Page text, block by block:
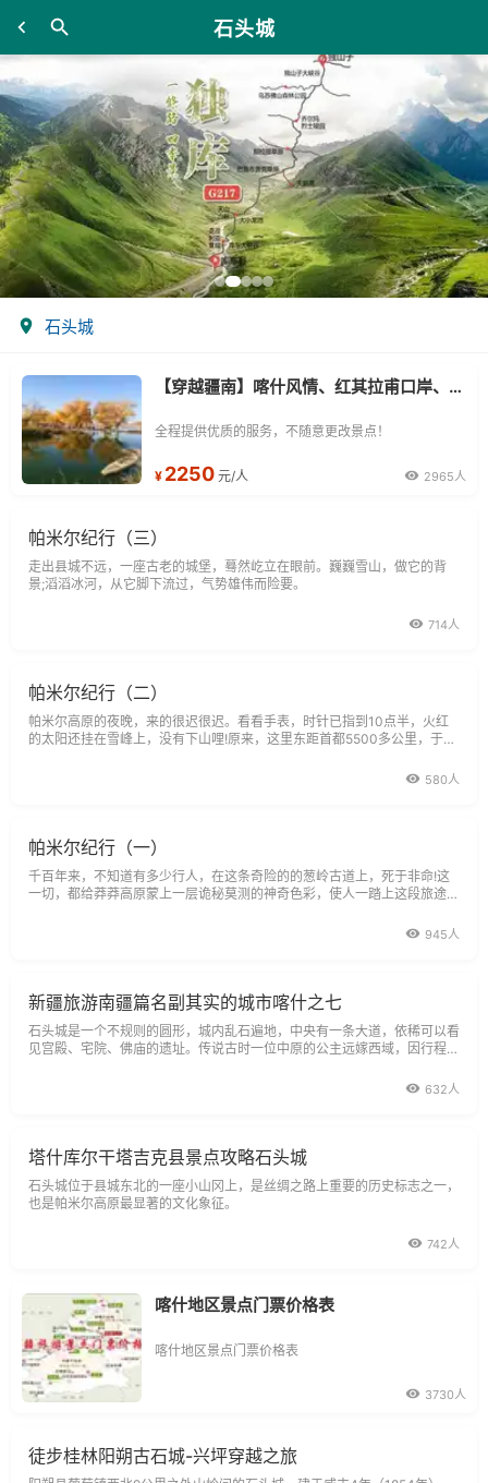
石头城
石头城
【穿越疆南】喀什风情、红其拉甫口岸、阿克苏、库车、库尔勒9日游
全程提供优质的服务，不随意更改景点！
¥ 2250 元/人 2965人
帕米尔纪行（三）
走出县城不远，一座古老的城堡，蓦然屹立在眼前。巍巍雪山，做它的背
景;滔滔冰河，从它脚下流过，气势雄伟而险要。
714人
帕米尔纪行（二）
帕米尔高原的夜晚，来的很迟很迟。看看手表，时针已指到10点半，火红
的太阳还挂在雪峰上，没有下山哩!原来，这里东距首都5500多公里，于北
580人
帕米尔纪行（一）
千百年来，不知道有多少行人，在这条奇险的的葱岭古道上，死于非命!这
一切，都给莽莽高原蒙上一层诡秘莫测的神奇色彩，使人一踏上这段旅途便
945人
新疆旅游南疆篇名副其实的城市喀什之七
石头城是一个不规则的圆形，城内乱石遍地，中央有一条大道，依稀可以看
见宫殿、宅院、佛庙的遗址。传说古时一位中原的公主远嫁西域，因行程受
632人
塔什库尔干塔吉克县景点攻略石头城
石头城位于县城东北的一座小山冈上，是丝绸之路上重要的历史标志之一，
也是帕米尔高原最显著的文化象征。
742人
喀什地区景点门票价格表
喀什地区景点门票价格表
3730人
徒步桂林阳朔古石城-兴坪穿越之旅